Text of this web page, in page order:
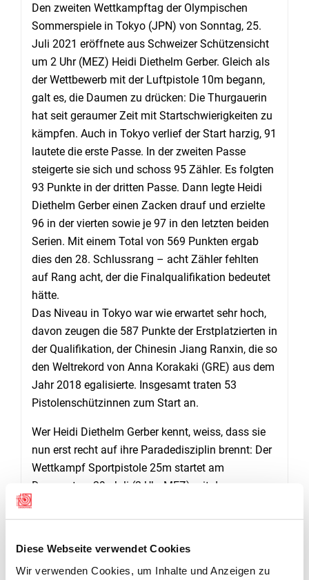
Diese Webseite verwendet Cookies
Wir verwenden Cookies, um Inhalte und Anzeigen zu
Den zweiten Wettkampftag der Olympischen
Sommerspiele in Tokyo (JPN) von Sonntag, 25.
Juli 2021 eröffnete aus Schweizer Schützensicht
um 2 Uhr (MEZ) Heidi Diethelm Gerber. Gleich als
der Wettbewerb mit der Luftpistole 10m begann,
galt es, die Daumen zu drücken: Die Thurgauerin
hat seit geraumer Zeit mit Startschwierigkeiten zu
kämpfen. Auch in Tokyo verlief der Start harzig, 91
lautete die erste Passe. In der zweiten Passe
steigerte sie sich und schoss 95 Zähler. Es folgten
93 Punkte in der dritten Passe. Dann legte Heidi
Diethelm Gerber einen Zacken drauf und erzielte
96 in der vierten sowie je 97 in den letzten beiden
Serien. Mit einem Total von 569 Punkten ergab
dies den 28. Schlussrang – acht Zähler fehlten
auf Rang acht, der die Finalqualifikation bedeutet
hätte.
Das Niveau in Tokyo war wie erwartet sehr hoch,
davon zeugen die 587 Punkte der Erstplatzierten in
der Qualifikation, der Chinesin Jiang Ranxin, die so
den Weltrekord von Anna Korakaki (GRE) aus dem
Jahr 2018 egalisierte. Insgesamt traten 53
Pistolenschützinnen zum Start an.
Wer Heidi Diethelm Gerber kennt, weiss, dass sie
nun erst recht auf ihre Paradedisziplin brennt: Der
Wettkampf Sportpistole 25m startet am
Donnerstag, 29. Juli (2 Uhr MEZ) mit dem